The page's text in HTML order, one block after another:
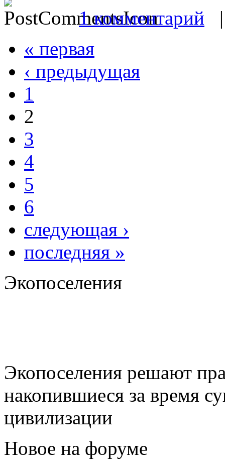
1 комментарий
« первая
‹ предыдущая
1
2
3
4
5
6
следующая ›
последняя »
Экопоселения
Экопоселения решают
накопившиеся за время
цивилизации
Новое на форуме